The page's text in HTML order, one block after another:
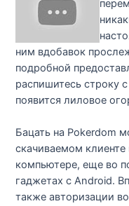
ним вдобавок
подробной
распишитесь строку
появится лиловое
Бацать на Pokerdom
скачиваемом
компьютере, еще во
гаджетах с Android.
также авторизации